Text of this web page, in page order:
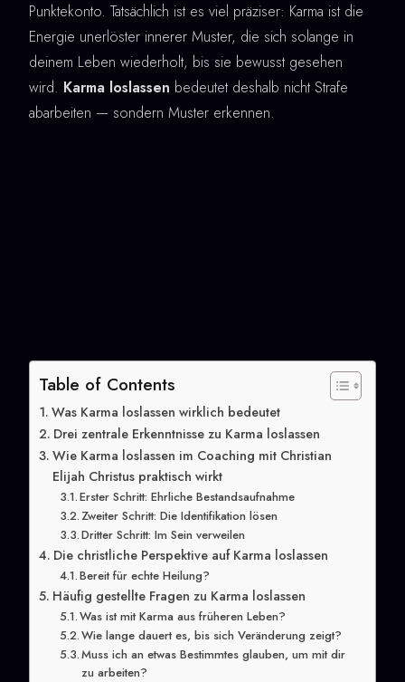
Punktekonto. Tatsächlich ist es viel präziser: Karma ist die
Energie unerlöster innerer Muster, die sich solange in
deinem Leben wiederholt, bis sie bewusst gesehen
wird. Karma loslassen bedeutet deshalb nicht Strafe
abarbeiten — sondern Muster erkennen.
Table of Contents
Was Karma loslassen wirklich bedeutet
Drei zentrale Erkenntnisse zu Karma loslassen
Wie Karma loslassen im Coaching mit Christian
Elijah Christus praktisch wirkt
Erster Schritt: Ehrliche Bestandsaufnahme
Zweiter Schritt: Die Identifikation lösen
Dritter Schritt: Im Sein verweilen
Die christliche Perspektive auf Karma loslassen
Bereit für echte Heilung?
Häufig gestellte Fragen zu Karma loslassen
Was ist mit Karma aus früheren Leben?
Wie lange dauert es, bis sich Veränderung zeigt?
Muss ich an etwas Bestimmtes glauben, um mit dir
zu arbeiten?